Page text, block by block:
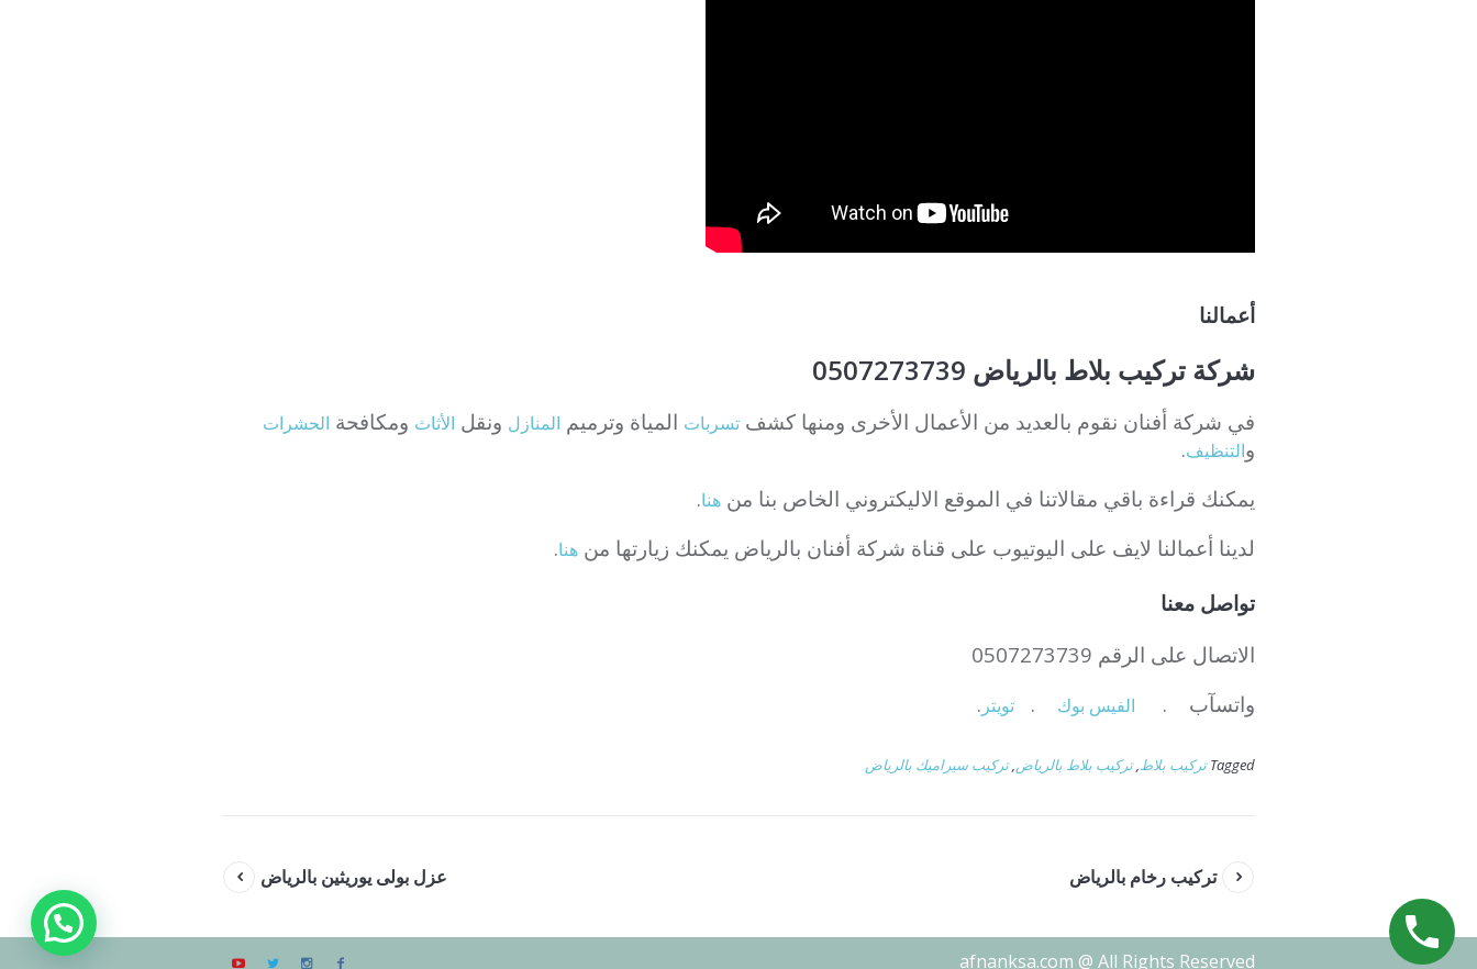
أعمالنا
شركة تركيب بلاط بالرياض 0507273739
في شركة أفنان نقوم بالعديد من الأعمال الأخرى ومنها كشف تسربات المياة وترميم المنازل ونقل الأثاث ومكافحة الحشرات
والتنظيف.
يمكنك قراءة باقي مقالاتنا في الموقع الاليكتروني الخاص بنا من هنا.
لدينا أعمالنا لايف على اليوتيوب على قناة شركة أفنان بالرياض يمكنك زيارتها من هنا.
تواصل معنا
الاتصال على الرقم 0507273739
واتسآب .
الفيس بوك . تويتر .
Tagged تركيب بلاط,تركيب بلاط بالرياض,تركيب سيراميك بالرياض
عزل بولى يوريثين بالرياض تركيب رخام بالرياض
afnanksa.com @ All Rights Reserved